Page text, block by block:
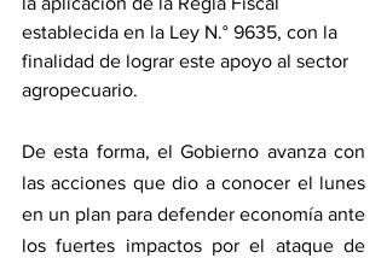
establecida en la Ley N.° 9635, con la
finalidad de lograr este apoyo al sector
agropecuario.
De esta forma, el Gobierno avanza con
las acciones que dio a conocer el lunes
en un plan para defender economía ante
los fuertes impactos por el ataque de